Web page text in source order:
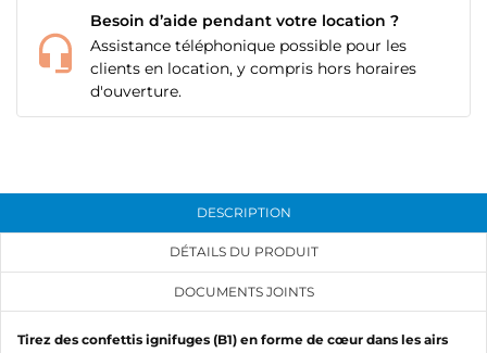
Besoin d’aide pendant votre location ?
Assistance téléphonique possible pour les
clients en location, y compris hors horaires
d'ouverture.
DESCRIPTION
DÉTAILS DU PRODUIT
DOCUMENTS JOINTS
Tirez des confettis ignifuges (B1) en forme de cœur dans les airs